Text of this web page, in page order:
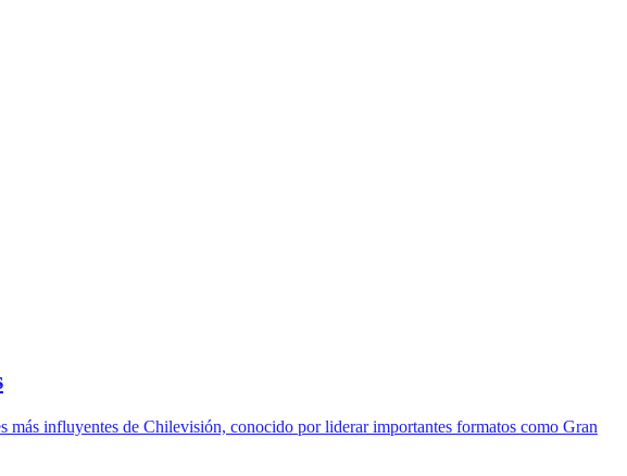
más influyentes de Chilevisión, conocido por liderar importantes formatos como Gran